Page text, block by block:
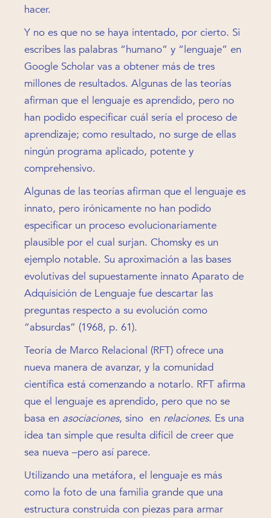
hacer.
Y no es que no se haya intentado, por cierto. Si
escribes las palabras “humano” y “lenguaje” en
Google Scholar vas a obtener más de tres
millones de resultados. Algunas de las teorías
afirman que el lenguaje es aprendido, pero no
han podido especificar cuál sería el proceso de
aprendizaje; como resultado, no surge de ellas
ningún programa aplicado, potente y
comprehensivo.
Algunas de las teorías afirman que el lenguaje es
innato, pero irónicamente no han podido
especificar un proceso evolucionariamente
plausible por el cual surjan. Chomsky es un
ejemplo notable. Su aproximación a las bases
evolutivas del supuestamente innato Aparato de
Adquisición de Lenguaje fue descartar las
preguntas respecto a su evolución como
“absurdas” (1968, p. 61).
Teoría de Marco Relacional (RFT) ofrece una
nueva manera de avanzar, y la comunidad
científica está comenzando a notarlo. RFT afirma
que el lenguaje es aprendido, pero que no se
basa en asociaciones, sino en relaciones. Es una
idea tan simple que resulta difícil de creer que
sea nueva –pero así parece.
Utilizando una metáfora, el lenguaje es más
como la foto de una familia grande que una
estructura construida con piezas para armar